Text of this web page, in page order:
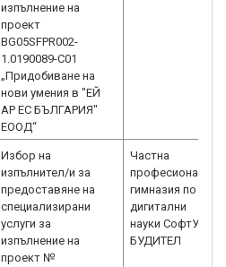
изпълнение на
проект
BG05SFPR002-
1.0190089-C01
„Придобиване на
нови умения в "ЕЙ
АР ЕС БЪЛГАРИЯ"
ЕООД“
Избор на
изпълнител/и за
предоставяне на
специализирани
услуги за
изпълнение на
проект №
Частна
професионална
гимназия по
дигитални
науки СофтУни
БУДИТЕЛ